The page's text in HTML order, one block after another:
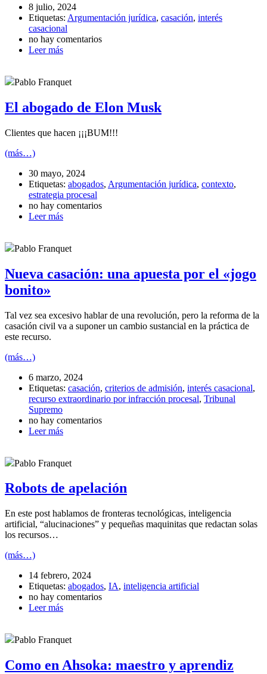
8 julio, 2024
Etiquetas: Argumentación jurídica, casación, interés
casacional
no hay comentarios
Leer más
Pablo Franquet
El abogado de Elon Musk
Clientes que hacen ¡¡¡BUM!!!
(más…)
30 mayo, 2024
Etiquetas: abogados, Argumentación jurídica, contexto,
estrategia procesal
no hay comentarios
Leer más
Pablo Franquet
Nueva casación: una apuesta por el «jogo
bonito»
Tal vez sea excesivo hablar de una revolución, pero la reforma de la
casación civil va a suponer un cambio sustancial en la práctica de
este recurso.
(más…)
6 marzo, 2024
Etiquetas: casación, criterios de admisión, interés casacional,
recurso extraordinario por infracción procesal, Tribunal
Supremo
no hay comentarios
Leer más
Pablo Franquet
Robots de apelación
En este post hablamos de fronteras tecnológicas, inteligencia
artificial, “alucinaciones” y pequeñas maquinitas que redactan solas
los recursos…
(más…)
14 febrero, 2024
Etiquetas: abogados, IA, inteligencia artificial
no hay comentarios
Leer más
Pablo Franquet
Como en Ahsoka: maestro y aprendiz